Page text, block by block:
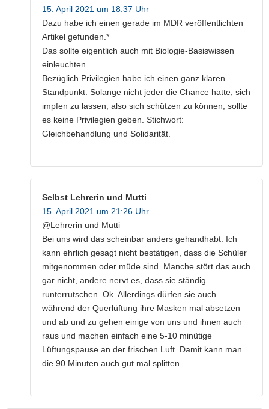
15. April 2021 um 18:37 Uhr
Dazu habe ich einen gerade im MDR veröffentlichten
Artikel gefunden.*
Das sollte eigentlich auch mit Biologie-Basiswissen
einleuchten.
Bezüglich Privilegien habe ich einen ganz klaren
Standpunkt: Solange nicht jeder die Chance hatte, sich
impfen zu lassen, also sich schützen zu können, sollte
es keine Privilegien geben. Stichwort:
Gleichbehandlung und Solidarität.
Selbst Lehrerin und Mutti
15. April 2021 um 21:26 Uhr
@Lehrerin und Mutti
Bei uns wird das scheinbar anders gehandhabt. Ich
kann ehrlich gesagt nicht bestätigen, dass die Schüler
mitgenommen oder müde sind. Manche stört das auch
gar nicht, andere nervt es, dass sie ständig
runterrutschen. Ok. Allerdings dürfen sie auch
während der Querlüftung ihre Masken mal absetzen
und ab und zu gehen einige von uns und ihnen auch
raus und machen einfach eine 5-10 minütige
Lüftungspause an der frischen Luft. Damit kann man
die 90 Minuten auch gut mal splitten.